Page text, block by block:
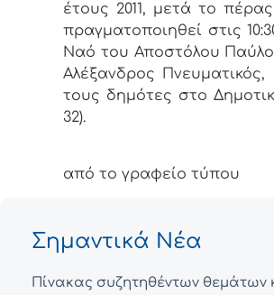
έτους 2011, μετά το
πραγματοποιηθεί στις
Ναό του Αποστόλου
Αλέξανδρος
τους δημότες στο
32).
από το γραφείο τύπου
Σημαντικά Νέα
Πίνακας συζητηθέντων θεμάτων